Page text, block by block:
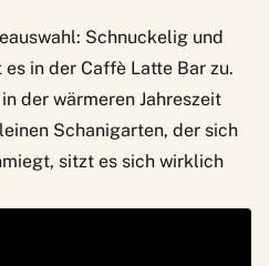
Schnuckelig und
in der Caffè Latte Bar zu.
der wärmeren Jahreszeit
Schanigarten, der sich
sitzt es sich wirklich